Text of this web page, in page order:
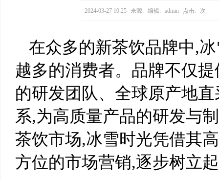
2024-03-27 10:25 来源: 编辑: admin 点击: 次
在众多的新茶饮品牌中,
越多的消费者。品牌不仅
的研发团队、全球原产地
系,为高质量产品的研发与
茶饮市场,冰雪时光凭借其
方位的市场营销,逐步树立